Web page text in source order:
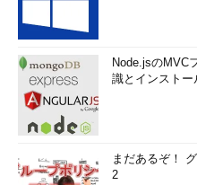
Node.jsのMVC
識とインストー
まだあるぞ！
2